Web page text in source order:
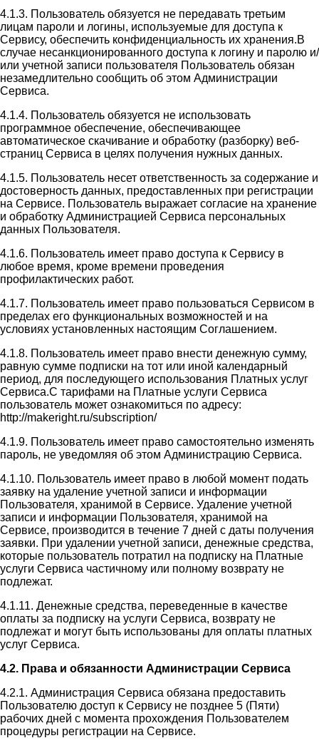
4.1.3. Пользователь обязуется не передавать третьим
лицам пароли и логины, используемые для доступа к
Сервису, обеспечить конфиденциальность их хранения.В
случае несанкционированного доступа к логину и паролю и/
или учетной записи пользователя Пользователь обязан
незамедлительно сообщить об этом Администрации
Сервиса.
4.1.4. Пользователь обязуется не использовать
программное обеспечение, обеспечивающее
автоматическое скачивание и обработку (разборку) веб-
страниц Сервиса в целях получения нужных данных.
4.1.5. Пользователь несет ответственность за содержание и
достоверность данных, предоставленных при регистрации
на Сервисе. Пользователь выражает согласие на хранение
и обработку Администрацией Сервиса персональных
данных Пользователя.
4.1.6. Пользователь имеет право доступа к Сервису в
любое время, кроме времени проведения
профилактических работ.
4.1.7. Пользователь имеет право пользоваться Сервисом в
пределах его функциональных возможностей и на
условиях установленных настоящим Соглашением.
4.1.8. Пользователь имеет право внести денежную сумму,
равную сумме подписки на тот или иной календарный
период, для последующего использования Платных услуг
Сервиса.С тарифами на Платные услуги Сервиса
пользователь может ознакомиться по адресу:
http://makeright.ru/subscription/
4.1.9. Пользователь имеет право самостоятельно изменять
пароль, не уведомляя об этом Администрацию Сервиса.
4.1.10. Пользователь имеет право в любой момент подать
заявку на удаление учетной записи и информации
Пользователя, хранимой в Сервисе. Удаление учетной
записи и информации Пользователя, хранимой на
Сервисе, производится в течение 7 дней с даты получения
заявки. При удалении учетной записи, денежные средства,
которые пользователь потратил на подписку на Платные
услуги Сервиса частичному или полному возврату не
подлежат.
4.1.11. Денежные средства, переведенные в качестве
оплаты за подписку на услуги Сервиса, возврату не
подлежат и могут быть использованы для оплаты платных
услуг Сервиса.
4.2. Права и обязанности Администрации Сервиса
4.2.1. Администрация Сервиса обязана предоставить
Пользователю доступ к Сервису не позднее 5 (Пяти)
рабочих дней с момента прохождения Пользователем
процедуры регистрации на Сервисе.